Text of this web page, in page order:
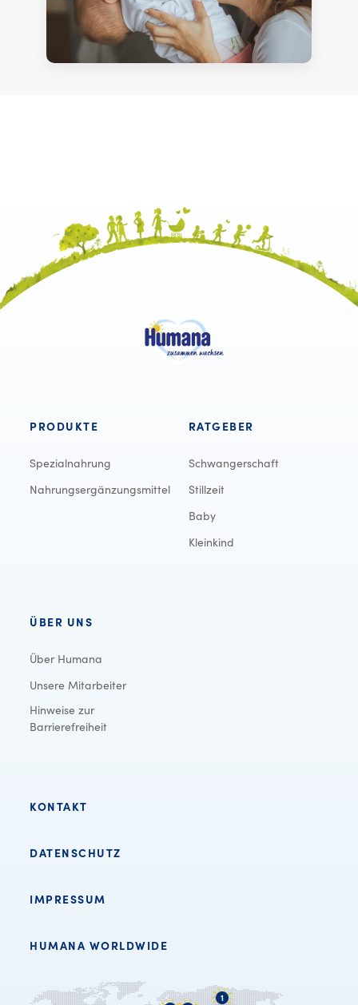
PRODUKTE
Spezialnahrung
Nahrungsergänzungsmittel
RATGEBER
Schwangerschaft
Stillzeit
Baby
Kleinkind
ÜBER UNS
Über Humana
Unsere Mitarbeiter
Hinweise zur
Barrierefreiheit
KONTAKT
DATENSCHUTZ
IMPRESSUM
HUMANA WORLDWIDE